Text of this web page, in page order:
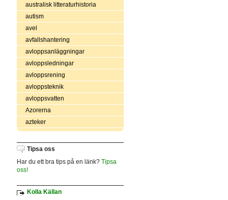
australisk litteraturhistoria
autism
avel
avfallshantering
avloppsanläggningar
avloppsledningar
avloppsrening
avloppsteknik
avloppsvatten
Azorerna
azteker
Tipsa oss
Har du ett bra tips på en länk? Tipsa
oss!
Kolla Källan